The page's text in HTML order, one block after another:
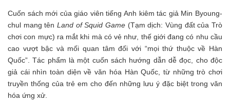
Cuốn sách mới của giáo viên tiếng Anh kiêm tác giả Min Byoung-
chul mang tên Land of Squid Game (Tạm dịch: Vùng đất của Trò
chơi con mực) ra mắt khi mà có vẻ như, thế giớiđang có nhu cầu
cao vượt bậc và mối quan tâm đối với “mọi thứ thuộc về Hàn
Quốc”. Tác phẩm là một cuốn sách hướng dẫn dễ đọc, cho độc
giả cái nhìn toàn diện về văn hóa Hàn Quốc, từ những trò chơi
truyền thống của trẻ em cho đến những lưu ý đặc biệt trong văn
hóa ứng xử.